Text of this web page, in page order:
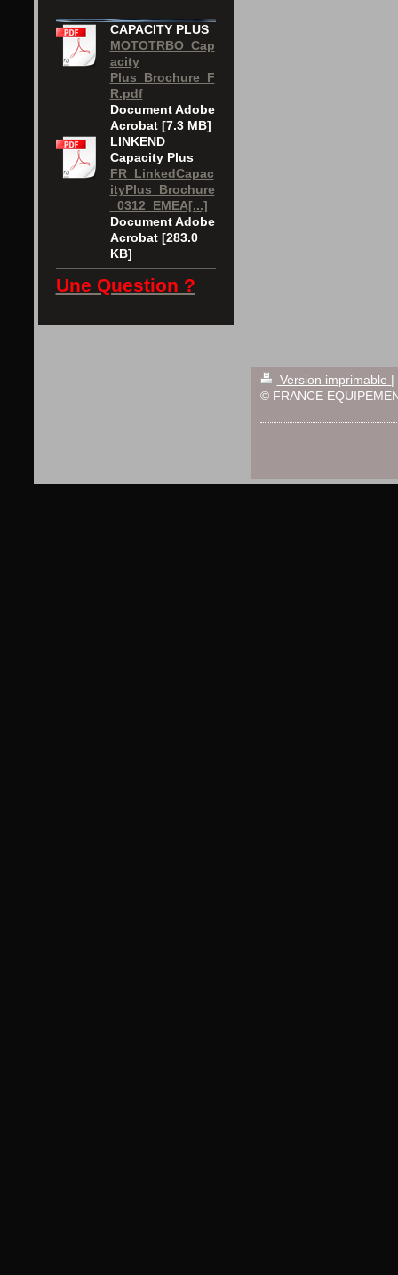
CAPACITY PLUS
MOTOTRBO_Cap
acity
Plus_Brochure_F
R.pdf
Document Adobe
Acrobat [7.3 MB]
LINKEND
Capacity Plus
FR_LinkedCapac
ityPlus_Brochure
_0312_EMEA[...]
Document Adobe
Acrobat [283.0
KB]
Une Question ?
Version imprimable |
© FRANCE